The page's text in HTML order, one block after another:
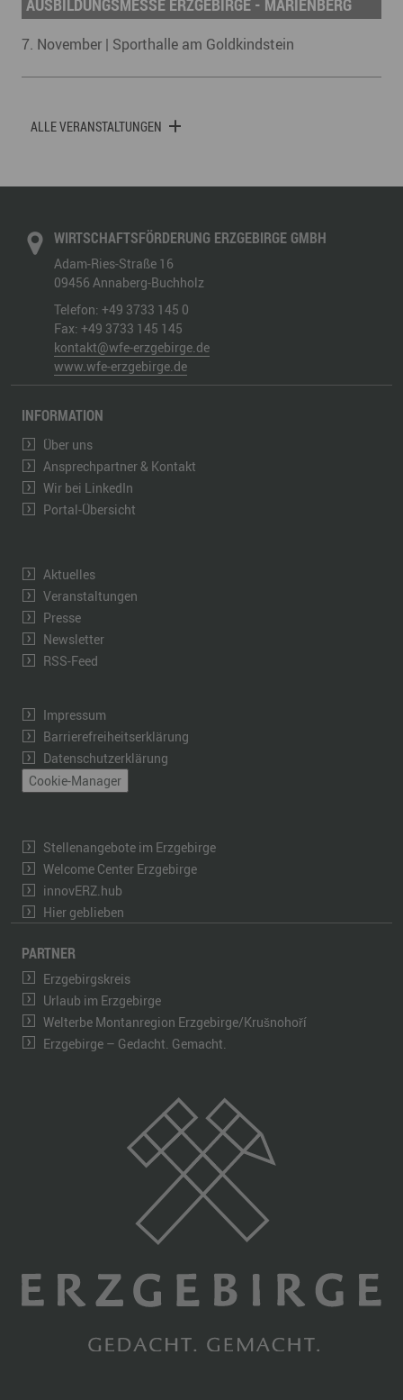
AUSBILDUNGSMESSE ERZGEBIRGE - MARIENBERG
7. November | Sporthalle am Goldkindstein
ALLE VERANSTALTUNGEN
WIRTSCHAFTSFÖRDERUNG ERZGEBIRGE GMBH
Adam-Ries-Straße 16
09456 Annaberg-Buchholz
Telefon: +49 3733 145 0
Fax: +49 3733 145 145
kontakt@wfe-erzgebirge.de
www.wfe-erzgebirge.de
INFORMATION
Über uns
Ansprechpartner & Kontakt
Wir bei LinkedIn
Portal-Übersicht
Aktuelles
Veranstaltungen
Presse
Newsletter
RSS-Feed
Impressum
Barrierefreiheitserklärung
Datenschutzerklärung
Cookie-Manager
Stellenangebote im Erzgebirge
Welcome Center Erzgebirge
innovERZ.hub
Hier geblieben
PARTNER
Erzgebirgskreis
Urlaub im Erzgebirge
Welterbe Montanregion Erzgebirge/Krušnohoří
Erzgebirge – Gedacht. Gemacht.